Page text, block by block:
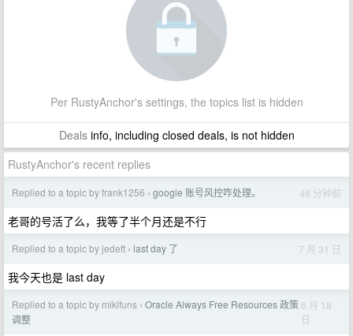
Per RustyAnchor's settings, the topics list is hidden
Dealsinfo, including closed deals, is not hidden
RustyAnchor's recent replies
Replied to a topic by frank1256 › google 账号风控咋处理。 48 分钟前
老哥的号活了么，我等了半个月还是不行
Replied to a topic by jedeft › last day 了 7 月 31 日
我今天也是 last day
Replied to a topic by mikifuns › Oracle Always Free Resources 政策
调整
6 月 18
日